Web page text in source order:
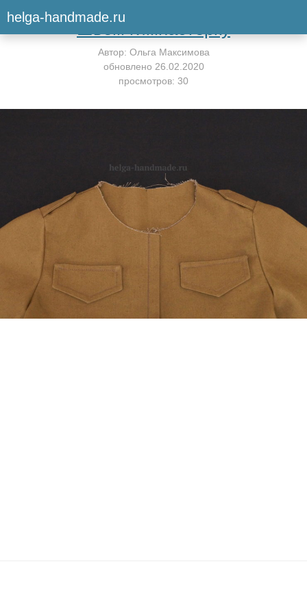
helga-handmade.ruВернуться к мастер-классу
Шьём гимнастёрку
Автор: Ольга Максимова
обновлено 26.02.2020
просмотров: 30